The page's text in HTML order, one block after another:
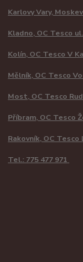
Karlovy Vary,
Kladno, OC Tesco
Kolín, OC Tesco V
Mělník, OC Tesco
Most, OC Tesco
Příbram, OC Tesco
Rakovník, OC Tesco
Tel.: 775 477 971